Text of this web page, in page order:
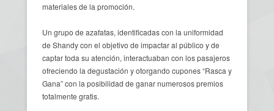
materiales de la promoción.
Un grupo de azafatas, identificadas con la uniformidad
de Shandy con el objetivo de impactar al público y de
captar toda su atención, interactuaban con los pasajeros
ofreciendo la degustación y otorgando cupones “Rasca y
Gana” con la posibilidad de ganar numerosos premios
totalmente gratis.